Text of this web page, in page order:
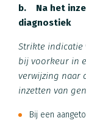
b. Na het
diagnostiek
Strikte indicatie
bij voorkeur in
verwijzing naar
inzetten van
Bij een